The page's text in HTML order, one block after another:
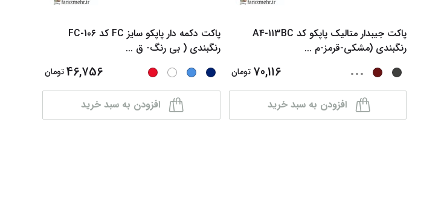
پاکت جیبدار متالیک پاپکو کد A4-113BC
رنگبندی (مشکی-قرمز-م ...
...
70,116 تومان
افزودن به سبد خرید
پاکت دکمه دار پاپکو سایز FC کد FC-106
رنگبندی ( بی رنگ- ق ...
46,756تومان
افزودن به سبد خرید